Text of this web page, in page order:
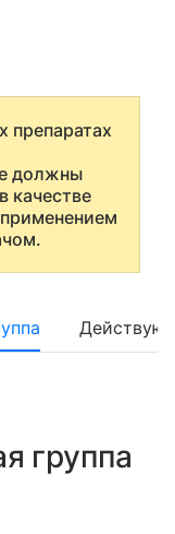
препаратах
должны
качестве
группа